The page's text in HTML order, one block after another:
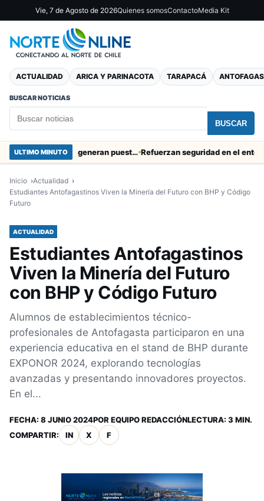
Vie, 7 de Agosto de 2026Quienes somosContactoMedia Kit
ACTUALIDAD ARICA Y PARINACOTA TARAPACÁ
BUSCAR NOTICIAS
BUSCAR
ULTIMO MINUTO Obras de Aguas del Altiplano en Arica generan puestos de trabajo Refuerzan seguridad en el entorno
Inicio
Actualidad
Estudiantes Antofagastinos Viven la Minería del Futuro con BHP y Código
Futuro
ACTUALIDAD
Estudiantes Antofagastinos
Viven la Minería del Futuro
con BHP y Código Futuro
Alumnos de establecimientos técnico-
profesionales de Antofagasta participaron en una
experiencia educativa en el stand de BHP durante
EXPONOR 2024, explorando tecnologías
avanzadas y presentando innovadores proyectos.
En el...
FECHA: 8 JUNIO 2024POR EQUIPO REDACCIÓNLECTURA: 3 MIN.
COMPARTIR:
IN X F